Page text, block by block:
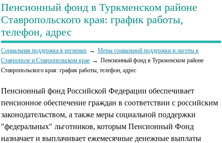
Пенсионный фонд в Туркменском районе
Ставропольского края: график работы,
телефон, адрес
Социальная поддержка в регионах
Меры социальной поддержки и льготы в
Ставрополе и Ставропольском крае
Пенсионный фонд в Туркменском районе
Ставропольского края: график работы, телефон, адрес
Пенсионный фонд Российской Федерации обеспечивает
пенсионное обеспечение граждан в соответствии с российским
законодательством, а также меры социальной поддержки
"федеральных" льготников, которым Пенсионный Фонд
назначает и выплачивает ежемесячные денежные выплаты